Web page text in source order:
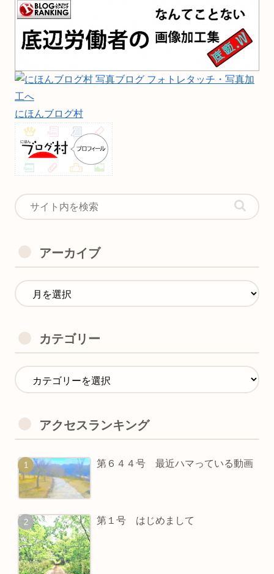
にほんブログ村
アーカイブ
カテゴリー
アクセスランキング
第６４４号 最近ハマっている動画
第１号 はじめまして